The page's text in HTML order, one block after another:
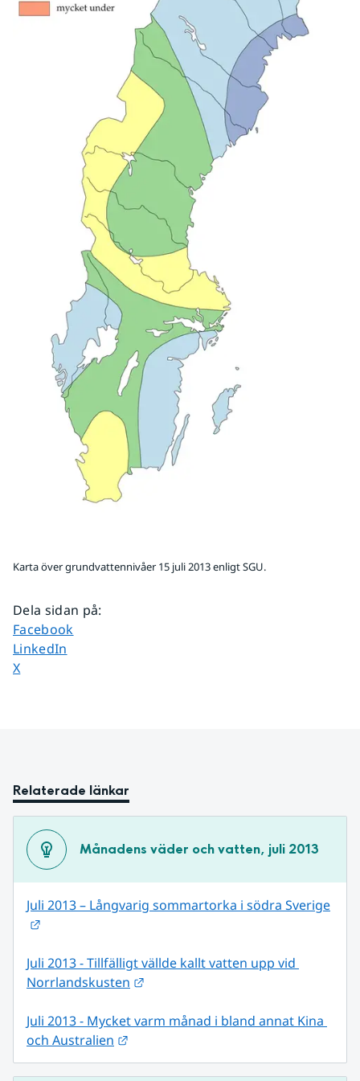
Karta över grundvattennivåer 15 juli 2013 enligt SGU.
Dela sidan på:
Dela sidan på
Facebook
Dela sidan på
LinkedIn
Dela sidan på
X
Relaterade länkar
Månadens väder och vatten, juli 2013
Juli 2013 – Långvarig sommartorka i södra Sverige
Juli 2013 - Tillfälligt vällde kallt vatten upp vid
Norrlandskusten
Juli 2013 - Mycket varm månad i bland annat Kina
och Australien